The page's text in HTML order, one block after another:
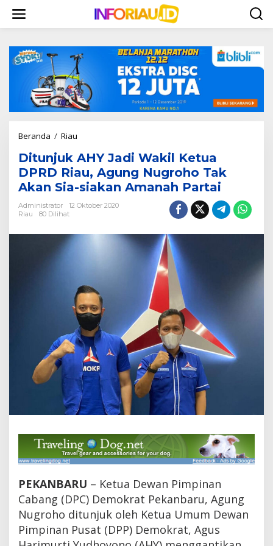
w
Beranda / Riau
t
u
n
j
u
H
i
W
a
k
i
l
e
t
u
a
D
R
D
R
i
u
,
A
g
u
n
Ditunjuk AHY Jadi Wakil Ketua
DPRD Riau, Agung Nugroho Tak
Akan Sia-siakan Amanah Partai
Administrator
12 Oktober 2020
Riau
80 Dilihat
PEKANBARU – Ketua Dewan Pimpinan
Cabang (DPC) Demokrat Pekanbaru, Agung
Nugroho ditunjuk oleh Ketua Umum Dewan
Pimpinan Pusat (DPP) Demokrat, Agus